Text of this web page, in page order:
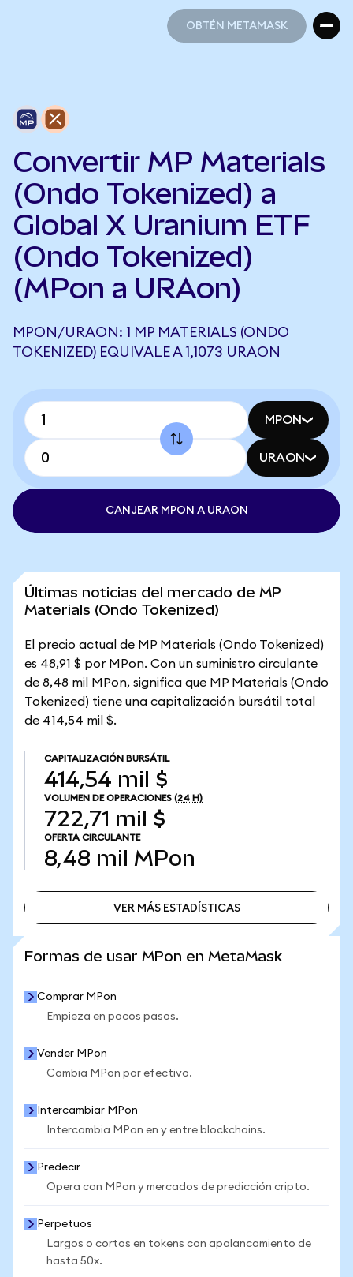
OBTÉN METAMASK
Convertir MP Materials
(Ondo Tokenized) a
Global X Uranium ETF
(Ondo Tokenized)
(MPon a URAon)
MPON/URAON: 1 MP MATERIALS (ONDO
TOKENIZED) EQUIVALE A 1,1073 URAON
MPON
URAON
CANJEAR MPON A URAON
Últimas noticias del mercado de MP
Materials (Ondo Tokenized)
El precio actual de MP Materials (Ondo Tokenized)
es 48,91 $ por MPon. Con un suministro circulante
de 8,48 mil MPon, significa que MP Materials (Ondo
Tokenized) tiene una capitalización bursátil total
de 414,54 mil $.
CAPITALIZACIÓN BURSÁTIL
414,54 mil $
VOLUMEN DE OPERACIONES (24 H)
722,71 mil $
OFERTA CIRCULANTE
8,48 mil MPon
VER MÁS ESTADÍSTICAS
Formas de usar MPon en MetaMask
Comprar MPon
Empieza en pocos pasos.
Vender MPon
Cambia MPon por efectivo.
Intercambiar MPon
Intercambia MPon en y entre blockchains.
Predecir
Opera con MPon y mercados de predicción cripto.
Perpetuos
Largos o cortos en tokens con apalancamiento de
hasta 50x.